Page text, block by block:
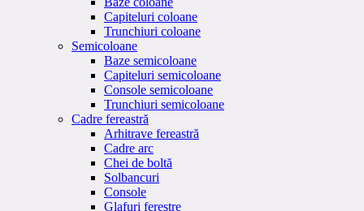
Capiteluri coloane
Trunchiuri coloane
Semicoloane
Baze semicoloane
Capiteluri semicoloane
Console semicoloane
Trunchiuri semicoloane
Cadre fereastră
Arhitrave fereastră
Cadre arc
Chei de boltă
Solbancuri
Console
Glafuri ferestre